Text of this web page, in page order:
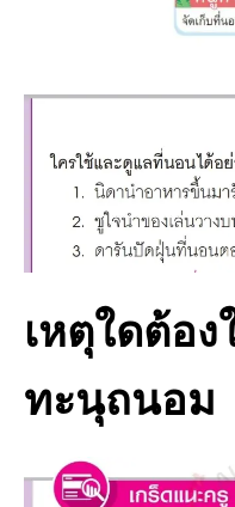
เหตุใดต้อ
ทะนุถนอม